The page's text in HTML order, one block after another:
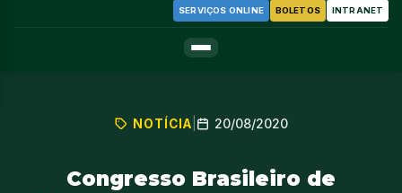
SERVIÇOS ONLINE BOLETOS INTRANET
NOTÍCIA 20/08/2020
Congresso Brasileiro de